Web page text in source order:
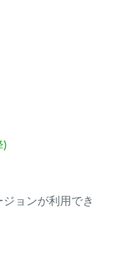
)
ジョンが利用でき